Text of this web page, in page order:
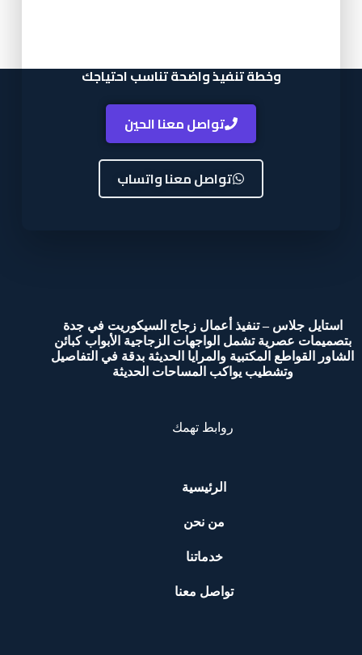
وخطة تنفيذ واضحة تناسب احتياجك
تواصل معنا الحين
تواصل معنا واتساب
استايل جلاس – تنفيذ أعمال زجاج السيكوريت في جدة
بتصميمات عصرية تشمل الواجهات الزجاجية الأبواب كبائن
الشاور القواطع المكتبية والمرايا الحديثة بدقة في التفاصيل
وتشطيب يواكب المساحات الحديثة
روابط تهمك
الرئيسية
من نحن
خدماتنا
تواصل معنا